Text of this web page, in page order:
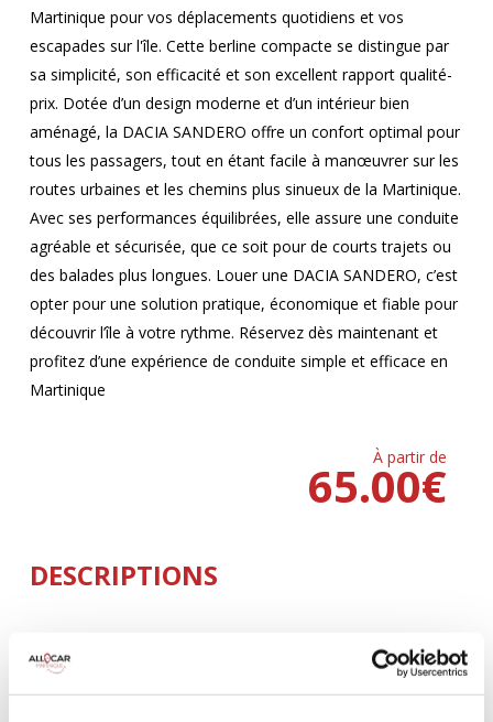
Martinique pour vos déplacements quotidiens et vos
escapades sur l'île. Cette berline compacte se distingue par
sa simplicité, son efficacité et son excellent rapport qualité-
prix. Dotée d’un design moderne et d’un intérieur bien
aménagé, la DACIA SANDERO offre un confort optimal pour
tous les passagers, tout en étant facile à manœuvrer sur les
routes urbaines et les chemins plus sinueux de la Martinique.
Avec ses performances équilibrées, elle assure une conduite
agréable et sécurisée, que ce soit pour de courts trajets ou
des balades plus longues. Louer une DACIA SANDERO, c’est
opter pour une solution pratique, économique et fiable pour
découvrir l’île à votre rythme. Réservez dès maintenant et
profitez d’une expérience de conduite simple et efficace en
Martinique
À partir de
€
65.00
DESCRIPTIONS
5 Portes